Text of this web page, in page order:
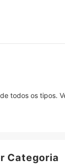
todos os tipos.
Categoria